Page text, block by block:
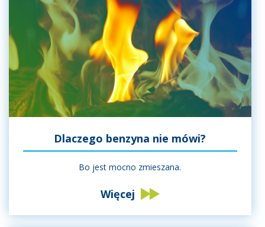
Dlaczego benzyna nie mówi?
Bo jest mocno zmieszana.
Więcej